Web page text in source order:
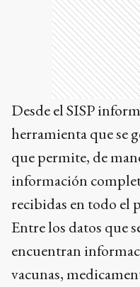
Desde el SISP
herramienta que se
que permite, de
información
recibidas en todo el
Entre los datos que
encuentran
vacunas,